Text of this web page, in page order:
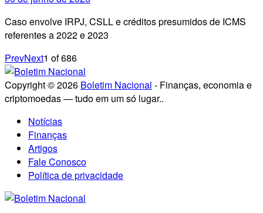
Caso envolve IRPJ, CSLL e créditos presumidos de ICMS
referentes a 2022 e 2023
PrevNext1 of686
Copyright © 2026 Boletim Nacional - Finanças, economia e
criptomoedas — tudo em um só lugar..
Notícias
Finanças
Artigos
Fale Conosco
Política de privacidade